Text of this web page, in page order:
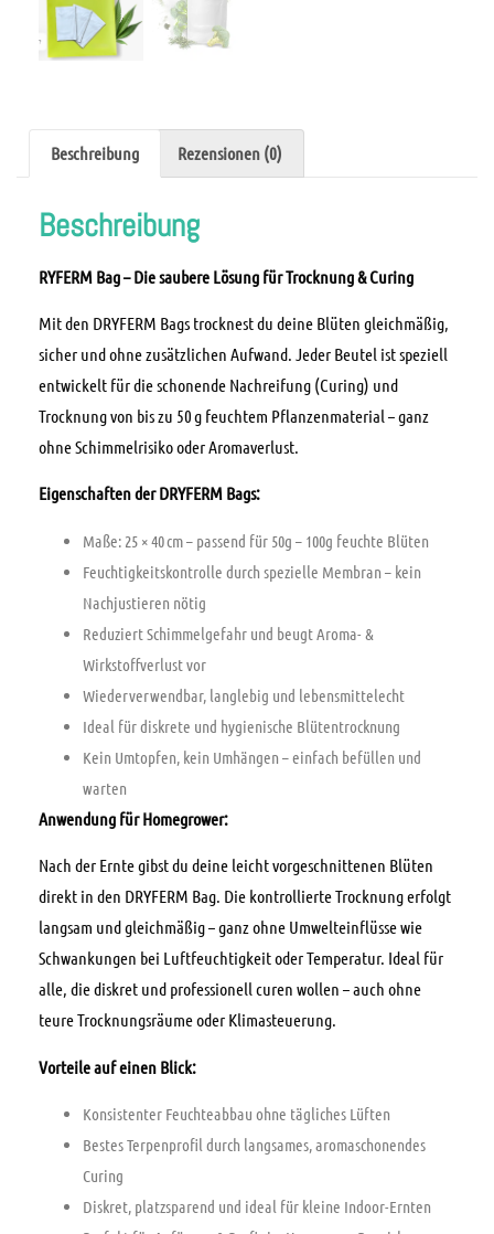
Beschreibung Rezensionen (0)
Beschreibung
RYFERM Bag – Die saubere Lösung für Trocknung & Curing
Mit den DRYFERM Bags trocknest du deine Blüten gleichmäßig,
sicher und ohne zusätzlichen Aufwand. Jeder Beutel ist speziell
entwickelt für die schonende Nachreifung (Curing) und
Trocknung von bis zu 50 g feuchtem Pflanzenmaterial – ganz
ohne Schimmelrisiko oder Aromaverlust.
Eigenschaften der DRYFERM Bags:
Maße: 25 × 40 cm – passend für 50g – 100g feuchte Blüten
Feuchtigkeitskontrolle durch spezielle Membran – kein
Nachjustieren nötig
Reduziert Schimmelgefahr und beugt Aroma- &
Wirkstoffverlust vor
Wiederverwendbar, langlebig und lebensmittelecht
Ideal für diskrete und hygienische Blütentrocknung
Kein Umtopfen, kein Umhängen – einfach befüllen und
warten
Anwendung für Homegrower:
Nach der Ernte gibst du deine leicht vorgeschnittenen Blüten
direkt in den DRYFERM Bag. Die kontrollierte Trocknung erfolgt
langsam und gleichmäßig – ganz ohne Umwelteinflüsse wie
Schwankungen bei Luftfeuchtigkeit oder Temperatur. Ideal für
alle, die diskret und professionell curen wollen – auch ohne
teure Trocknungsräume oder Klimasteuerung.
Vorteile auf einen Blick:
Konsistenter Feuchteabbau ohne tägliches Lüften
Bestes Terpenprofil durch langsames, aromaschonendes
Curing
Diskret, platzsparend und ideal für kleine Indoor-Ernten